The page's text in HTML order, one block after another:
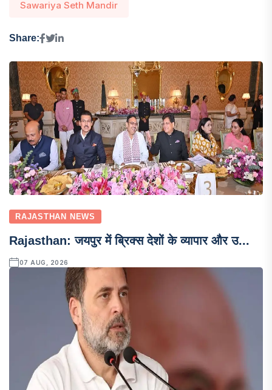
Sawariya Seth Mandir
Share:
RAJASTHAN NEWS
Rajasthan: जयपुर में ब्रिक्स देशों के व्यापार और उ...
07 AUG, 2026